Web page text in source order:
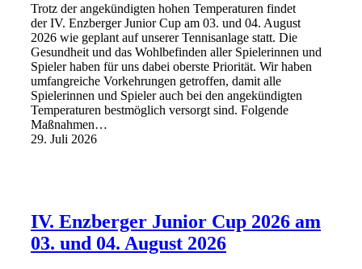
Trotz der angekündigten hohen Temperaturen findet
der IV. Enzberger Junior Cup am 03. und 04. August
2026 wie geplant auf unserer Tennisanlage statt. Die
Gesundheit und das Wohlbefinden aller Spielerinnen und
Spieler haben für uns dabei oberste Priorität. Wir haben
umfangreiche Vorkehrungen getroffen, damit alle
Spielerinnen und Spieler auch bei den angekündigten
Temperaturen bestmöglich versorgt sind. Folgende
Maßnahmen…
29. Juli 2026
IV. Enzberger Junior Cup 2026 am
03. und 04. August 2026